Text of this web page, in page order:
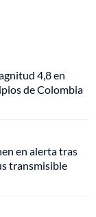
4,8 en
de Colombia
en alerta tras
transmisible